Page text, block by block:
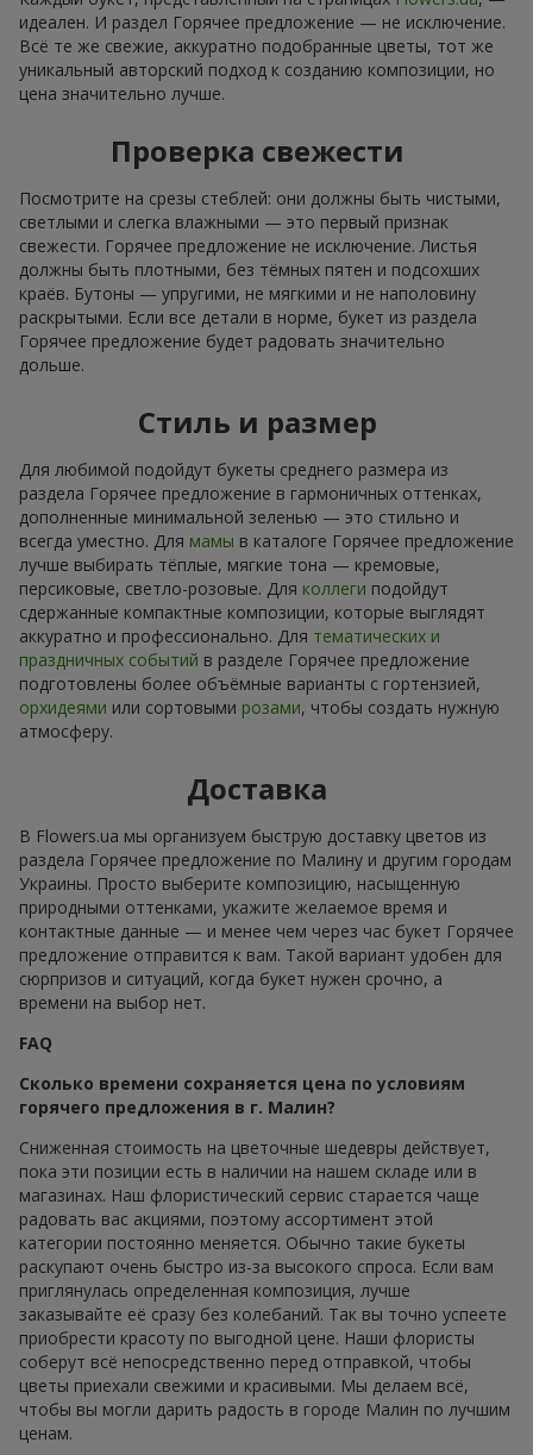
идеален. И раздел Горячее предложение — не исключение.
Всё те же свежие, аккуратно подобранные цветы, тот же
уникальный авторский подход к созданию композиции, но
цена значительно лучше.
Проверка свежести
Посмотрите на срезы стеблей: они должны быть чистыми,
светлыми и слегка влажными — это первый признак
свежести. Горячее предложение не исключение. Листья
должны быть плотными, без тёмных пятен и подсохших
краёв. Бутоны — упругими, не мягкими и не наполовину
раскрытыми. Если все детали в норме, букет из раздела
Горячее предложение будет радовать значительно
дольше.
Стиль и размер
Для любимой подойдут букеты среднего размера из
раздела Горячее предложение в гармоничных оттенках,
дополненные минимальной зеленью — это стильно и
всегда уместно. Для мамы в каталоге Горячее предложение
лучше выбирать тёплые, мягкие тона — кремовые,
персиковые, светло-розовые. Для коллеги подойдут
сдержанные компактные композиции, которые выглядят
аккуратно и профессионально. Для тематических и
праздничных событий в разделе Горячее предложение
подготовлены более объёмные варианты с гортензией,
орхидеями или сортовыми розами, чтобы создать нужную
атмосферу.
Доставка
В Flowers.ua мы организуем быструю доставку цветов из
раздела Горячее предложение по Малину и другим городам
Украины. Просто выберите композицию, насыщенную
природными оттенками, укажите желаемое время и
контактные данные — и менее чем через час букет Горячее
предложение отправится к вам. Такой вариант удобен для
сюрпризов и ситуаций, когда букет нужен срочно, а
времени на выбор нет.
FAQ
Сколько времени сохраняется цена по условиям
горячего предложения в г. Малин?
Сниженная стоимость на цветочные шедевры действует,
пока эти позиции есть в наличии на нашем складе или в
магазинах. Наш флористический сервис старается чаще
радовать вас акциями, поэтому ассортимент этой
категории постоянно меняется. Обычно такие букеты
раскупают очень быстро из-за высокого спроса. Если вам
приглянулась определенная композиция, лучше
заказывайте её сразу без колебаний. Так вы точно успеете
приобрести красоту по выгодной цене. Наши флористы
соберут всё непосредственно перед отправкой, чтобы
цветы приехали свежими и красивыми. Мы делаем всё,
чтобы вы могли дарить радость в городе Малин по лучшим
ценам.